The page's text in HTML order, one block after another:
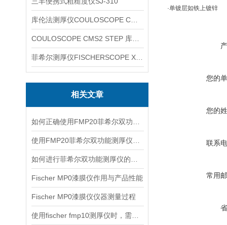
相关文章
Fischer MP0漆膜仪作用与产品性能
Fischer MP0漆膜仪仪器测量过程
·单镀层如铁上镀锌
您的
您的
联系
常用